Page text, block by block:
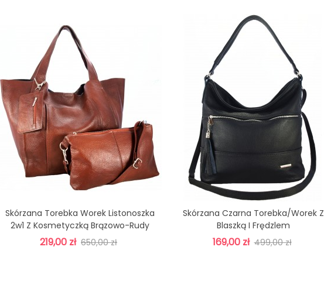
Dodaj Do Koszyka
Skórzana Torebka Worek Listonoszka
2w1 Z Kosmetyczką Brązowo-Rudy
219,00 zł 650,00 zł
Dodaj Do Koszyka
Skórzana Czarna Torebka/worek Z
Blaszką I Frędzlem
169,00 zł 499,00 zł